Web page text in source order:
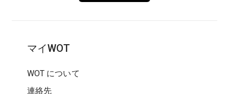
マイWOT
WOT について
連絡先